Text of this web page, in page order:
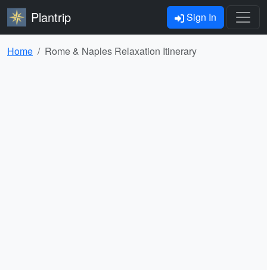
Plantrip Sign In
Home Rome & Naples Relaxation Itinerary